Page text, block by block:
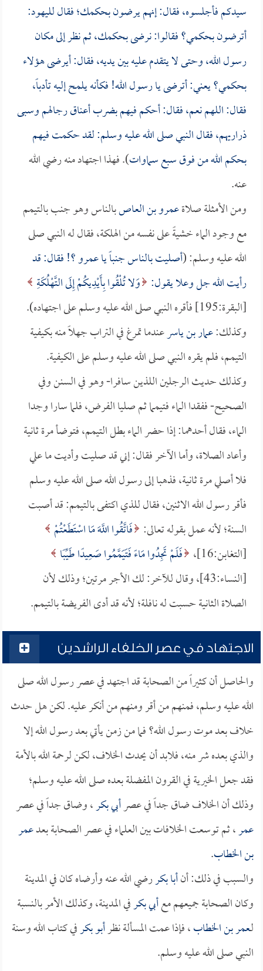
سيدكم فأجلسوه، فقال: إنهم يرضون بحكمك؛ فقال لليهود:
أترضون بحكمي؟ فقالوا: نرضى بحكمك، ثم نظر إلى مكان
رسول الله، وحتى لا يتقدم عليه بين يديه، فقال: أيرضى هؤلاء
بحكمي؟ يعني: أترضى يا رسول الله! فكأنه يلمح إليه تأدباً،
فقال: اللهم نعم، فقال: أحكم فيهم بضرب أعناق رجالهم وسبى
ذراريهم، فقال النبي صلى الله عليه وسلم: لقد حكمت فيهم
بحكم الله من فوق سبع سماوات). فهذا اجتهاد منه رضي الله
عنه.
ومن الأمثلة صلاةعمرو بن العاصبالناس وهو جنب بالتيمم
مع وجود الماء خشيةً على نفسه من الهلكة، فقال له النبي صلى
الله عليه وسلم: (أصليت بالناس جنباً ياعمرو؟! فقال: قد
رأيت الله جل وعلا يقول: وَلا تُلْقُوا بِأَيْدِيكُمْ إِلَى التَّهْلُكَةِ
[البقرة:195] فأقره النبي صلى الله عليه وسلم على اجتهاده).
وكذلك:عمار بن ياسرعندما تمرغ في التراب جهلاً منه بكيفية
التيمم، فلم يقره النبي صلى الله عليه وسلم على الكيفية.
وكذلك حديث الرجلين اللذين سافرا- وهو في السنن وفي
الصحيح- ففقدا الماء فتيمما ثم صليا الفرض، فلما سارا وجدا
الماء، فقال أحدهما: إذا حضر الماء بطل التيمم، فتوضأ مرة ثانية
وأعاد الصلاة، وأما الآخر فقال: إني قد صليت وأديت ما علي
فلا أصلي مرة ثانية، فذهبا إلى رسول الله صلى الله عليه وسلم
فأقر رسول الله الاثنين، فقال للذي اكتفى بالتيمم: قد أصبت
السنة؛ لأنه عمل بقوله تعالى: فَاتَّقُوا اللَّهَ مَا اسْتَطَعْتُمْ
[التغابن:16]،
فَلَمْ تَجِدُوا مَاءً فَتَيَمَّمُوا صَعِيدًا طَيِّبًا
[النساء:43]، وقال للآخر: لك الأجر مرتين؛ وذلك لأن
الصلاة الثانية حسبت له نافلة؛ لأنه قد أدى الفريضة بالتيمم.
الاجتهاد في عصر الخلفاء الراشدين
والحاصل أن كثيراً من الصحابة قد اجتهد في عصر رسول الله صلى
الله عليه وسلم، فمنهم من أقر ومنهم من أنكر عليه. لكن هل حدث
خلاف بعد موت رسول الله؟ فما من زمن يأتي بعد رسول الله إلا
والذي بعده شر منه، فلابد أن يحدث الخلاف، لكن لرحمة الله بالأمة
فقد جعل الخيرية في القرون المفضلة بعده صلى الله عليه وسلم؛
وذلك أن الخلاف ضاق جداً في عصرأبي بكر، وضاق جداً في عصر
عمر، ثم توسعت الخلافات بين العلماء في عصر الصحابة بعدعمر
بن الخطاب.
والسبب في ذلك: أنأبا بكررضي الله عنه وأرضاه كان في المدينة
وكان الصحابة جميعهم معأبي بكرفي المدينة، وكذلك الأمر بالنسبة
لـعمر بن الخطاب، فإذا عمت المسألة نظرأبو بكرفي كتاب الله وسنة
النبي صلى الله عليه وسلم.